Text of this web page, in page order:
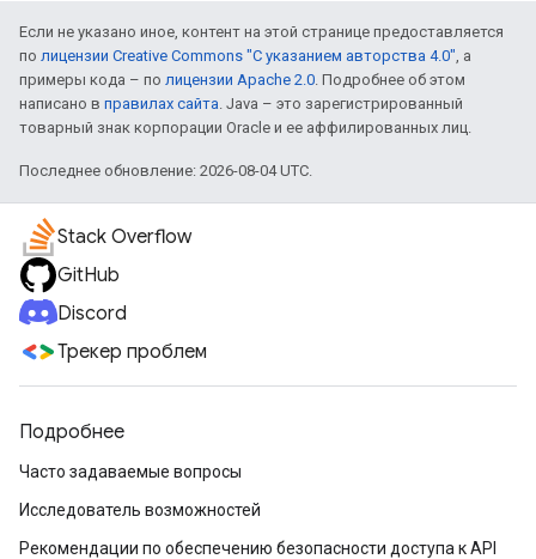
Если не указано иное, контент на этой странице предоставляется
по лицензии Creative Commons "С указанием авторства 4.0", а
примеры кода – по лицензии Apache 2.0. Подробнее об этом
написано в правилах сайта. Java – это зарегистрированный
товарный знак корпорации Oracle и ее аффилированных лиц.
Последнее обновление: 2026-08-04 UTC.
Stack Overflow
GitHub
Discord
Трекер проблем
Подробнее
Часто задаваемые вопросы
Исследователь возможностей
Рекомендации по обеспечению безопасности доступа к API